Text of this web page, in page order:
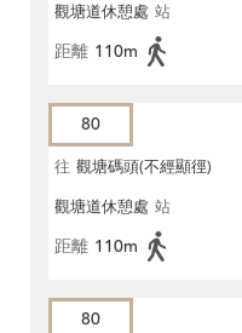
觀塘道休憩處 站
距離 110m
80
往 觀塘碼頭(不經顯徑)
觀塘道休憩處 站
距離 110m
80